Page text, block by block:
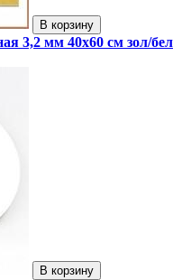
В корзину
3,2 мм 40х60 см зол/бел
В корзину